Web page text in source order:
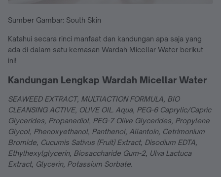
Sumber Gambar: South Skin
Katahui secara rinci manfaat dan kandungan apa saja yang
ada di dalam satu kemasan Wardah Micellar Water berikut
ini!
Kandungan Lengkap Wardah Micellar Water
SEAWEED EXTRACT, MULTIACTION FORMULA, BIO
CLEANSING ACTIVE, OLIVE OIL. Aqua, PEG-6 Caprylic/Capric
Glycerides, Propanediol, PEG-7 Olive Glycerides, Propylene
Glycol, Phenoxyethanol, Panthenol, Allantoin, Cetrimonium
Bromide, Cucumis Sativus (Fruit) Extract, Disodium EDTA,
Ethylhexylglycerin, Biosaccharide Gum-2, Ulva Lactuca
Extract, Glycerin, Potassium Sorbate.